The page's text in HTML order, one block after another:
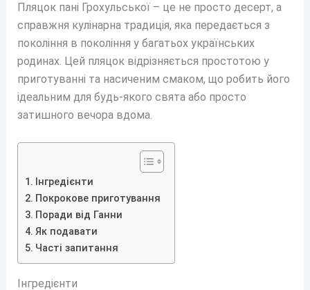
Пляцок пані Грохульської – це не просто десерт, а
справжня кулінарна традиція, яка передається з
покоління в покоління у багатьох українських
родинах. Цей пляцок відрізняється простотою у
приготуванні та насиченим смаком, що робить його
ідеальним для будь-якого свята або просто
затишного вечора вдома.
Інгредієнти
Покрокове приготування
Поради від Ганни
Як подавати
Часті запитання
Інгредієнти